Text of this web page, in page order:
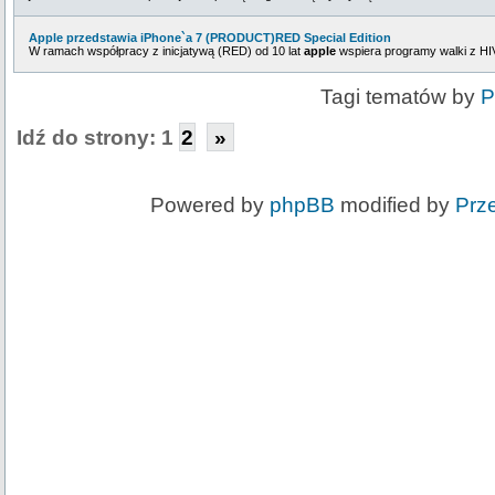
Apple przedstawia iPhone`a 7 (PRODUCT)RED Special Edition
W ramach współpracy z inicjatywą (RED) od 10 lat apple wspiera programy walki z
Tagi tematów by
Idź do strony: 1 2 »
Powered by phpBB modified by